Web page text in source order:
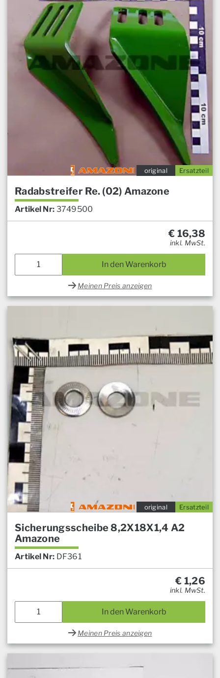
Ersatzteil
original
Radabstreifer Re. (02) Amazone
Artikel Nr: 3749500
€ 16,38
inkl. MwSt.
In den Warenkorb
Meinen Preis anzeigen
Ersatzteil
original
Sicherungsscheibe 8,2X18X1,4 A2
Amazone
Artikel Nr: DF361
€ 1,26
inkl. MwSt.
In den Warenkorb
Meinen Preis anzeigen